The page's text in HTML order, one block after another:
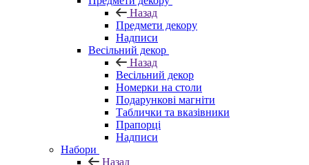
Назад
Предмети декору
Надписи
Весільний декор
Назад
Весільний декор
Номерки на столи
Подарункові магніти
Таблички та вказівники
Прапорці
Надписи
Набори
Назад